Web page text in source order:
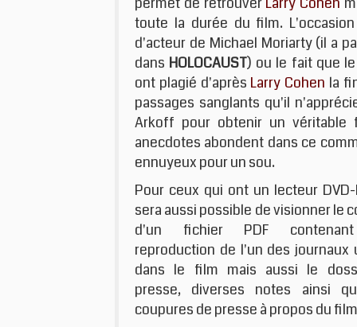
toute la durée du film.
d'acteur de Michael Moriarty (il a
dans HOLOCAUST) ou le fait que
ont plagié d'après Larry Cohen la
passages sanglants qu'il
Arkoff pour obtenir un véritable
anecdotes abondent dans ce
ennuyeux pour un sou.
Pour ceux qui ont un lecteur
sera aussi possible de visionner le
d'un fichier PDF
reproduction de l'un des journaux
dans le film mais aussi le
presse, diverses notes ainsi
coupures de presse à propos du